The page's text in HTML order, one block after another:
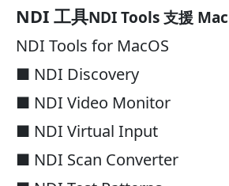
NDI 工具NDI Tools 支援
NDI Tools for MacOS
■ NDI Discovery
■ NDI Video Monitor
■ NDI Virtual Input
■ NDI Scan Converter